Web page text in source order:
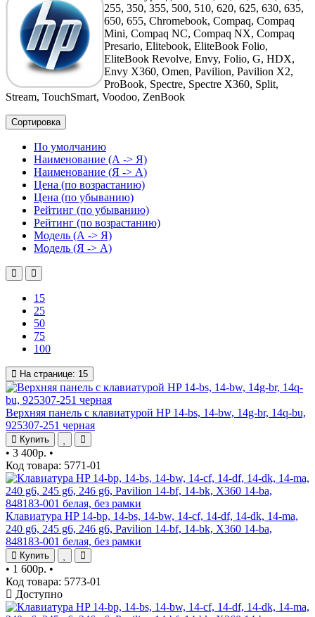
255, 350, 355, 500, 510, 620, 625, 630, 635,
650, 655, Chromebook, Compaq, Compaq
Mini, Compaq NC, Compaq NX, Compaq
Presario, Elitebook, EliteBook Folio,
EliteBook Revolve, Envy, Folio, G, HDX,
Envy X360, Omen, Pavilion, Pavilion X2,
ProBook, Spectre, Spectre X360, Split,
Stream, TouchSmart, Voodoo, ZenBook
Сортировка
По умолчанию
Наименование (А -> Я)
Наименование (Я -> А)
Цена (по возрастанию)
Цена (по убыванию)
Рейтинг (по убыванию)
Рейтинг (по возрастанию)
Модель (А -> Я)
Модель (Я -> А)
15
25
50
75
100
На странице: 15
Верхняя панель с клавиатурой HP 14-bs, 14-bw, 14g-br, 14q-bu,
925307-251 черная
Купить
• 3 400р. •
Код товара: 5771-01
Клавиатура HP 14-bp, 14-bs, 14-bw, 14-cf, 14-df, 14-dk, 14-ma,
240 g6, 245 g6, 246 g6, Pavilion 14-bf, 14-bk, X360 14-ba,
848183-001 белая, без рамки
Купить
• 1 600р. •
Код товара: 5773-01
Доступно